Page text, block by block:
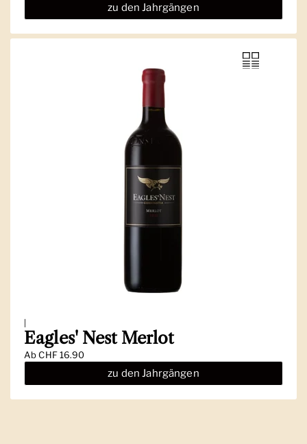
zu den Jahrgängen
|
Eagles' Nest Merlot
AbCHF 16.90
zu den Jahrgängen